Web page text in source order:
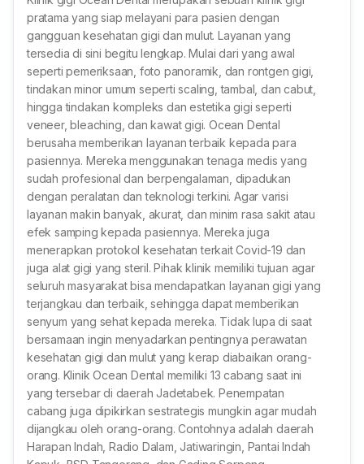
pratama yang siap melayani para pasien dengan
gangguan kesehatan gigi dan mulut. Layanan yang
tersedia di sini begitu lengkap. Mulai dari yang awal
seperti pemeriksaan, foto panoramik, dan rontgen gigi,
tindakan minor umum seperti scaling, tambal, dan cabut,
hingga tindakan kompleks dan estetika gigi seperti
veneer, bleaching, dan kawat gigi. Ocean Dental
berusaha memberikan layanan terbaik kepada para
pasiennya. Mereka menggunakan tenaga medis yang
sudah profesional dan berpengalaman, dipadukan
dengan peralatan dan teknologi terkini. Agar varisi
layanan makin banyak, akurat, dan minim rasa sakit atau
efek samping kepada pasiennya. Mereka juga
menerapkan protokol kesehatan terkait Covid-19 dan
juga alat gigi yang steril. Pihak klinik memiliki tujuan agar
seluruh masyarakat bisa mendapatkan layanan gigi yang
terjangkau dan terbaik, sehingga dapat memberikan
senyum yang sehat kepada mereka. Tidak lupa di saat
bersamaan ingin menyadarkan pentingnya perawatan
kesehatan gigi dan mulut yang kerap diabaikan orang-
orang. Klinik Ocean Dental memiliki 13 cabang saat ini
yang tersebar di daerah Jadetabek. Penempatan
cabang juga dipikirkan sestrategis mungkin agar mudah
dijangkau oleh orang-orang. Contohnya adalah daerah
Harapan Indah, Radio Dalam, Jatiwaringin, Pantai Indah